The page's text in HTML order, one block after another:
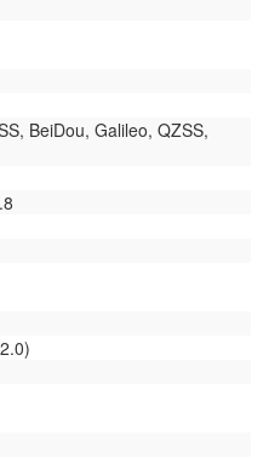
BeiDou, Galileo, QZSS,